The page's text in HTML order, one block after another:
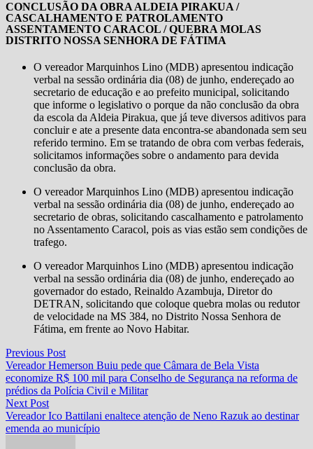
CONCLUSÃO DA OBRA ALDEIA PIRAKUA /
CASCALHAMENTO E PATROLAMENTO
ASSENTAMENTO CARACOL / QUEBRA MOLAS
DISTRITO NOSSA SENHORA DE FÁTIMA
O vereador Marquinhos Lino (MDB) apresentou indicação
verbal na sessão ordinária dia (08) de junho, endereçado ao
secretario de educação e ao prefeito municipal, solicitando
que informe o legislativo o porque da não conclusão da obra
da escola da Aldeia Pirakua, que já teve diversos aditivos para
concluir e ate a presente data encontra-se abandonada sem seu
referido termino. Em se tratando de obra com verbas federais,
solicitamos informações sobre o andamento para devida
conclusão da obra.
O vereador Marquinhos Lino (MDB) apresentou indicação
verbal na sessão ordinária dia (08) de junho, endereçado ao
secretario de obras, solicitando cascalhamento e patrolamento
no Assentamento Caracol, pois as vias estão sem condições de
trafego.
O vereador Marquinhos Lino (MDB) apresentou indicação
verbal na sessão ordinária dia (08) de junho, endereçado ao
governador do estado, Reinaldo Azambuja, Diretor do
DETRAN, solicitando que coloque quebra molas ou redutor
de velocidade na MS 384, no Distrito Nossa Senhora de
Fátima, em frente ao Novo Habitar.
Navegação
de
Post
Previous PostPrevious
post:
Vereador Hemerson Buiu pede que Câmara de Bela Vista
economize R$ 100 mil para Conselho de Segurança na reforma de
prédios da Polícia Civil e Militar
Next PostNext
post:
Vereador Ico Battilani enaltece atenção de Neno Razuk ao destinar
emenda ao município